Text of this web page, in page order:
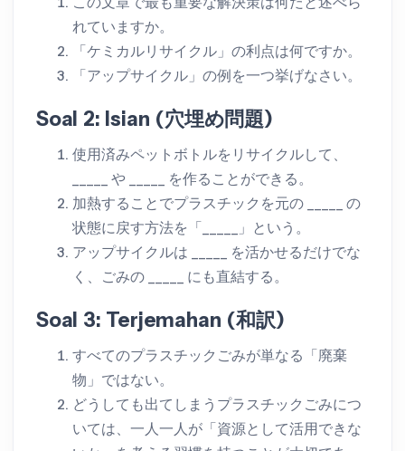
れていますか。
「ケミカルリサイクル」の利点は何ですか。
「アップサイクル」の例を一つ挙げなさい。
Soal 2: Isian (穴埋め問題)
使用済みペットボトルをリサイクルして、
_____ や _____ を作ることができる。
加熱することでプラスチックを元の _____ の
状態に戻す方法を「_____」という。
アップサイクルは _____ を活かせるだけでな
く、ごみの _____ にも直結する。
Soal 3: Terjemahan (和訳)
すべてのプラスチックごみが単なる「廃棄
物」ではない。
どうしても出てしまうプラスチックごみにつ
いては、一人一人が「資源として活用できな